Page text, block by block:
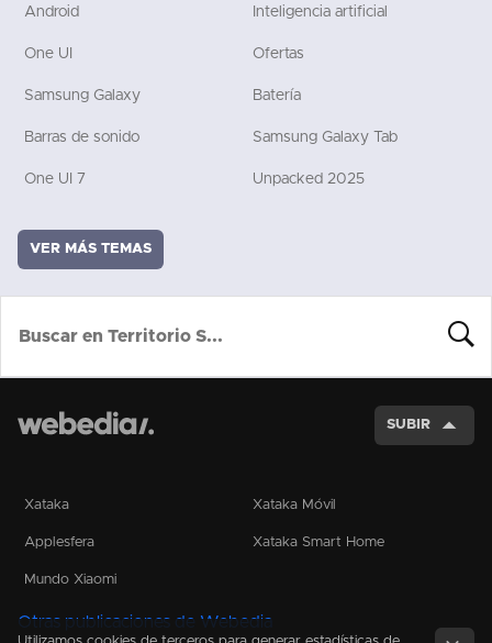
Android Inteligencia artificial
One UI Ofertas
Samsung Galaxy Batería
Barras de sonido Samsung Galaxy Tab
One UI 7 Unpacked 2025
VER MÁS TEMAS
SUBIR
Xataka Xataka Móvil
Applesfera Xataka Smart Home
Mundo Xiaomi
Otras publicaciones de Webedia